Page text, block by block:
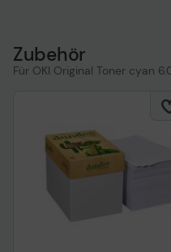
Zubehör
Für OKI Original Toner cyan